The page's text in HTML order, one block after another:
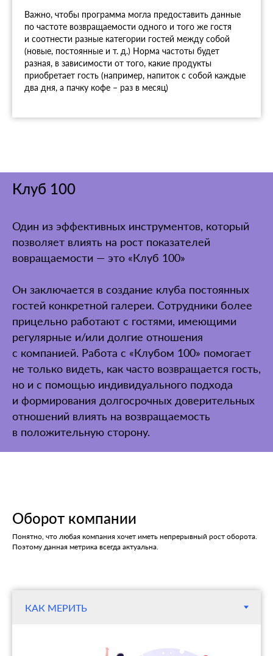
Важно, чтобы программа могла предоставить данные
по частоте возвращаемости одного и того же гостя
и соотнести разные категории гостей между собой
(новые, постоянные и т. д.) Норма частоты будет
разная, в зависимости от того, какие продукты
приобретает гость (например, напиток с собой каждые
два дня, а пачку кофе – раз в месяц)
Клуб 100
Один из эффективных инструментов, который
позволяет влиять на рост показателей
вовращаемости — это «Клуб 100»
Он заключается в создание клуба постоянных
гостей конкретной галереи. Сотрудники более
прицельно работают с гостями, имеющими
регулярные и/или долгие отношения
с компанией. Работа с «Клубом 100» помогает
не только видеть, как часто возвращается гость,
но и с помощью индивидуального подхода
и формирования долгосрочных доверительных
отношений влиять на возвращаемость
в положительную сторону.
Оборот компании
Понятно, что любая компания хочет иметь непрерывный рост оборота.
Поэтому данная метрика всегда актуальна.